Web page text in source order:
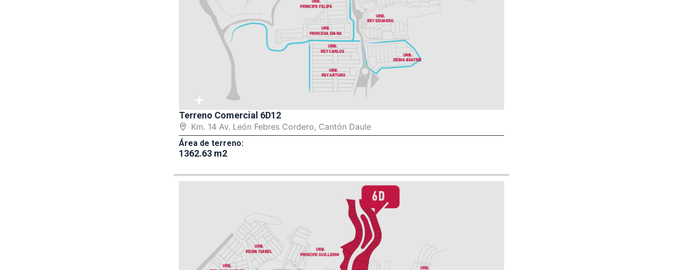
+
Terreno Comercial 6D12
Km. 14 Av. León Febres Cordero, Cantón Daule
Área de terreno:
1362.63 m2